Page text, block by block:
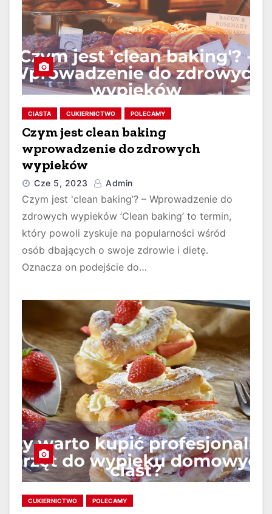
CIASTA CUKIERNICTWO POLECAMY
Czym jest clean baking
wprowadzenie do zdrowych
wypieków
Cze 5, 2023 Admin
Czym jest 'clean baking’? – Wprowadzenie do
zdrowych wypieków ’Clean baking’ to termin,
który powoli zyskuje na popularności wśród
osób dbających o swoje zdrowie i dietę.
Oznacza on podejście do…
CUKIERNICTWO POLECAMY